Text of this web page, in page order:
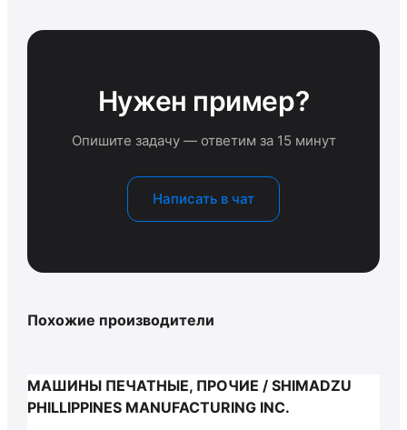
Нужен пример?
Опишите задачу — ответим за 15 минут
Написать в чат
Похожие производители
МАШИНЫ ПЕЧАТНЫЕ, ПРОЧИЕ / SHIMADZU
PHILLIPPINES MANUFACTURING INC.